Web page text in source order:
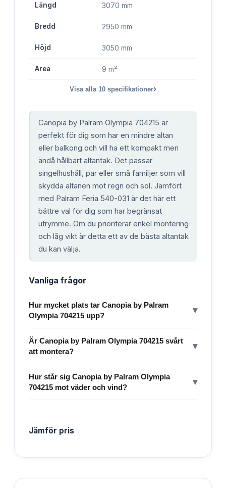
Längd 3070 mm
Bredd 2950 mm
Höjd 3050 mm
Area 9 m²
Visa alla 10 specifikationer›
Canopia by Palram Olympia 704215 är
perfekt för dig som har en mindre altan
eller balkong och vill ha ett kompakt men
ändå hållbart altantak. Det passar
singelhushåll, par eller små familjer som vill
skydda altanen mot regn och sol. Jämfört
med Palram Feria 540-031 är det här ett
bättre val för dig som har begränsat
utrymme. Om du prioriterar enkel montering
och låg vikt är detta ett av de bästa altantak
du kan välja.
Vanliga frågor
Hur mycket plats tar Canopia by Palram
Olympia 704215 upp?
▾
Är Canopia by Palram Olympia 704215 svårt
att montera?
▾
Hur står sig Canopia by Palram Olympia
704215 mot väder och vind?
▾
Jämför pris